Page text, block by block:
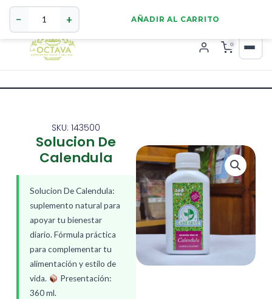
0
SKU: 143500
Solucion De
Calendula
Solucion De Calendula:
suplemento natural para
apoyar tu bienestar
diario. Fórmula práctica
para complementar tu
alimentación y estilo de
vida.
Presentación:
360 ml.
Solucion
De
Calendula
cantidad
− + AÑADIR AL CARRITO